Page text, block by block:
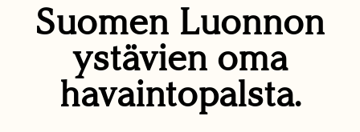
Suomen Luonnon
ystävien oma
havaintopalsta.